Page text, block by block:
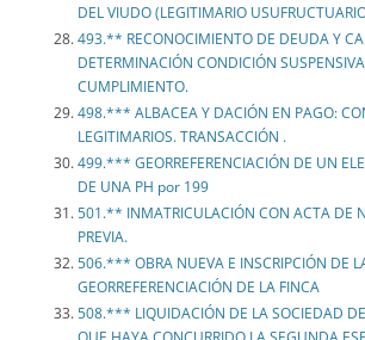
DEL VIUDO (LEGITIMARIO
493.** RECONOCIMIENTO DE DEUDA Y
DETERMINACIÓN CONDICIÓN
CUMPLIMIENTO.
498.*** ALBACEA Y DACIÓN EN PAGO:
LEGITIMARIOS. TRANSACCIÓN .
499.*** GEORREFERENCIACIÓN DE UN
DE UNA PH por 199
501.** INMATRICULACIÓN CON ACTA DE
PREVIA.
506.*** OBRA NUEVA E INSCRIPCIÓN DE
GEORREFERENCIACIÓN DE LA FINCA
508.*** LIQUIDACIÓN DE LA SOCIEDAD